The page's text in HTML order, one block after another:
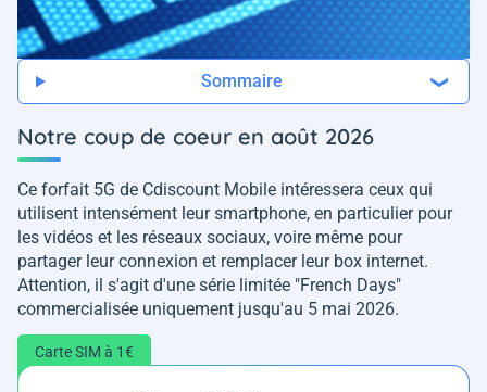
Sommaire
Notre coup de coeur en août 2026
Ce forfait 5G de Cdiscount Mobile intéressera ceux qui
utilisent intensément leur smartphone, en particulier pour
les vidéos et les réseaux sociaux, voire même pour
partager leur connexion et remplacer leur box internet.
Attention, il s'agit d'une série limitée "French Days"
commercialisée uniquement jusqu'au 5 mai 2026.
Carte SIM à 1€